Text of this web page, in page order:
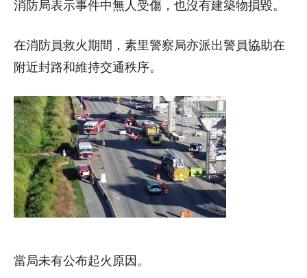
消防局表示事件中無人受傷，也沒有建築物損毀。
在消防員救火期間，素里警察局亦派出警員協助在
附近封路和維持交通秩序。
當局未有公布起火原因。